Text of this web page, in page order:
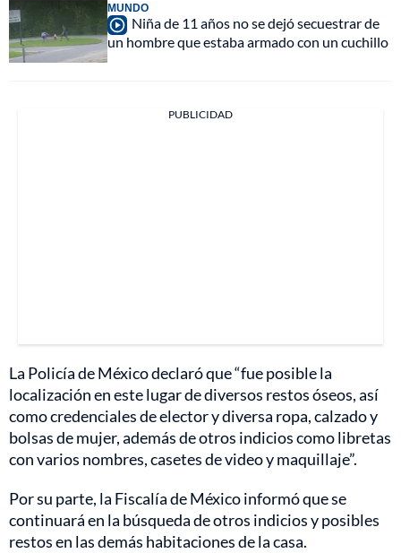
MUNDO
Niña de 11 años no se dejó secuestrar de
un hombre que estaba armado con un cuchillo
PUBLICIDAD
La Policía de México declaró que “fue posible la
localización en este lugar de diversos restos óseos, así
como credenciales de elector y diversa ropa, calzado y
bolsas de mujer, además de otros indicios como libretas
con varios nombres, casetes de video y maquillaje”.
Por su parte, la Fiscalía de México informó que se
continuará en la búsqueda de otros indicios y posibles
restos en las demás habitaciones de la casa.